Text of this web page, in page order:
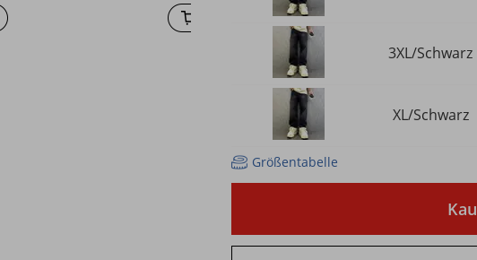
3XL/Schwarz
XL/Schwarz
Größentabelle